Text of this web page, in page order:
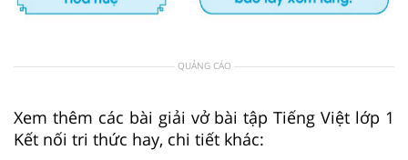
QUẢNG CÁO
Xem thêm các bài giải vở bài tập Tiếng Việt lớp 1
Kết nối tri thức hay, chi tiết khác: